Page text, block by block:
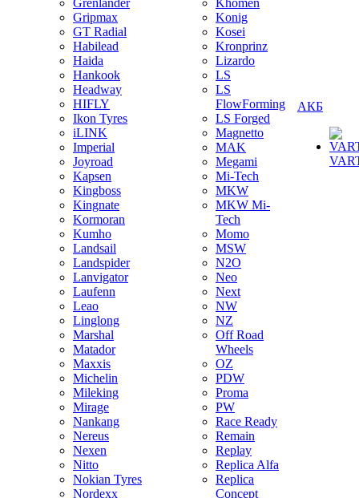
Grenlander
Gripmax
GT Radial
Habilead
Haida
Hankook
Headway
HIFLY
Ikon Tyres
iLINK
Imperial
Joyroad
Kapsen
Kingboss
Kingnate
Kormoran
Kumho
Landsail
Landspider
Lanvigator
Laufenn
Leao
Linglong
Marshal
Matador
Maxxis
Michelin
Mileking
Mirage
Nankang
Nereus
Nexen
Nitto
Nokian Tyres
Nordexx
Khomen
Konig
Kosei
Kronprinz
Lizardo
LS
LS
FlowForming
LS Forged
Magnetto
MAK
Megami
Mi-Tech
MKW
MKW Mi-
Tech
Momo
MSW
N2O
Neo
Next
NW
NZ
Off Road
Wheels
OZ
PDW
Proma
PW
Race Ready
Remain
Replay
Replica Alfa
Replica
Concept
АКБ